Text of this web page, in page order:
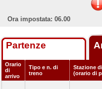
Ora impostata: 06.00
Partenze
Orario
di
arrivo
Tipo e n. di
treno
Stazione
(orario di